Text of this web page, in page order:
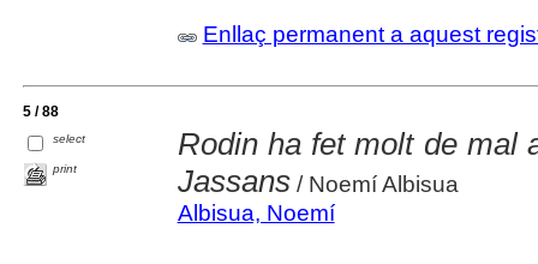
Enllaç permanent a aquest
5 / 88
select
print
Rodin ha fet molt de mal
Jassans/ Noemí Albisua
Albisua, Noemí